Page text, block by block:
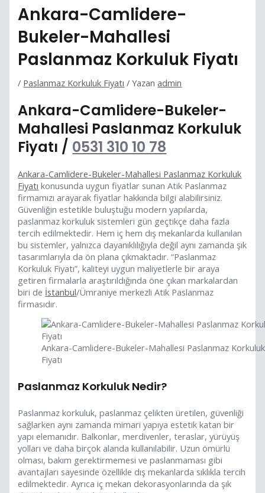
Ankara-Camlidere-
Bukeler-Mahallesi
Paslanmaz Korkuluk Fiyatı
/ Paslanmaz Korkuluk Fiyatı / Yazan admin
Ankara-Camlidere-Bukeler-
Mahallesi Paslanmaz Korkuluk
Fiyatı / 0531 310 10 78
Ankara-Camlidere-Bukeler-Mahallesi Paslanmaz Korkuluk
Fiyatı konusunda uygun fiyatlar sunan Atik Paslanmaz
firmamızı arayarak fiyatlar hakkında bilgi alabilirsiniz.
Güvenliğin estetikle buluştuğu modern yapılarda,
paslanmaz korkuluk sistemleri gün geçtikçe daha fazla
tercih edilmektedir. Hem iç hem dış mekanlarda kullanılan
bu sistemler, yalnızca dayanıklılığıyla değil aynı zamanda şık
tasarımlarıyla da ön plana çıkmaktadır. “Paslanmaz
Korkuluk Fiyatı”, kaliteyi uygun maliyetlerle bir araya
getiren firmalarla araştırıldığında öne çıkan markalardan
biri de İstanbul/Ümraniye merkezli Atik Paslanmaz
firmasıdır.
Ankara-Camlidere-Bukeler-Mahallesi Paslanmaz Korkuluk
Fiyatı
Paslanmaz Korkuluk Nedir?
Paslanmaz korkuluk, paslanmaz çelikten üretilen, güvenliği
sağlarken aynı zamanda mimari yapıya estetik katan bir
yapı elemanıdır. Balkonlar, merdivenler, teraslar, yürüyüş
yolları ve daha birçok alanda kullanılabilir. Uzun ömürlü
olması, bakım gerektirmemesi ve paslanmaması gibi
avantajları sayesinde özellikle dış mekanlarda sıklıkla tercih
edilmektedir. Ayrıca iç mekan dekorasyonlarında da şık